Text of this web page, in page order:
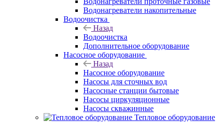
Водонагреватели накопительные
Водоочистка
Назад
Водоочистка
Дополнительное оборудование
Насосное оборудование
Назад
Насосное оборудование
Насосы для сточных вод
Насосные станции бытовые
Насосы циркуляционные
Насосы скважинные
Тепловое оборудование